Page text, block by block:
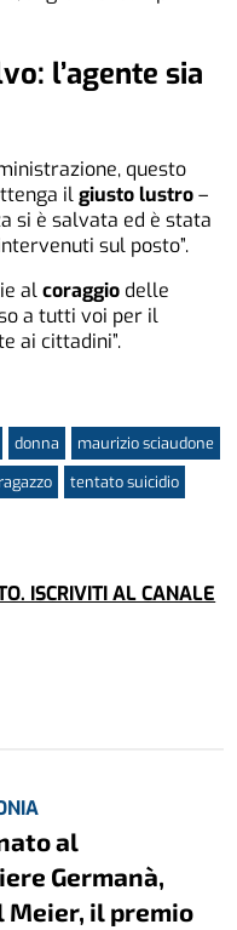
l’agente sia
questo
ilgiusto lustro–
si è salvata ed è stata
sul posto”.
alcoraggio delle
a tutti voi per il
ai cittadini”.
donna
maurizio sciaudone
ragazzo tentato suicidio
ISCRIVITI AL CANALE
al
Germanà,
Meier, il premio